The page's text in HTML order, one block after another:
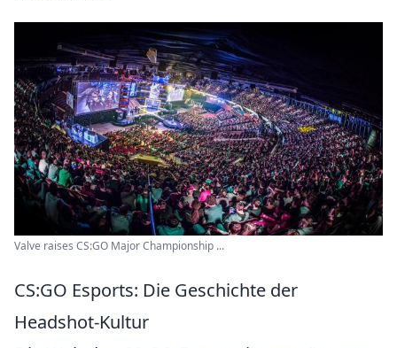
Valve raises CS:GO Major Championship ...
CS:GO Esports: Die Geschichte der
Headshot-Kultur